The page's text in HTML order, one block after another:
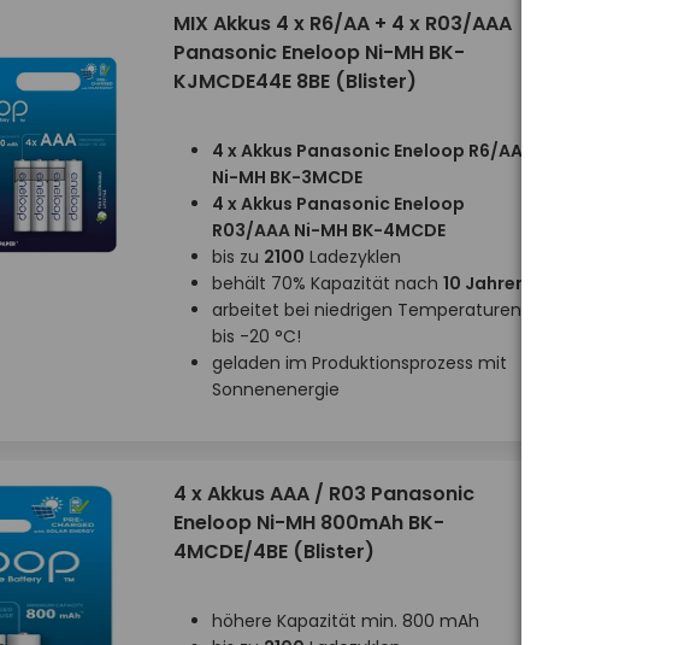
MIX Akkus 4 x R6/AA + 4 x R03/AAA
Panasonic Eneloop Ni-MH BK-
KJMCDE44E 8BE (Blister)
4 x Akkus Panasonic Eneloop R6/AA
Ni-MH BK-3MCDE
4 x Akkus Panasonic Eneloop
R03/AAA Ni-MH BK-4MCDE
bis zu 2100 Ladezyklen
behält 70% Kapazität nach 10 Jahren
arbeitet bei niedrigen Temperaturen
bis -20 °C!
geladen im Produktionsprozess mit
Sonnenenergie
4 x Akkus AAA / R03 Panasonic
Eneloop Ni-MH 800mAh BK-
4MCDE/4BE (Blister)
höhere Kapazität min. 800 mAh